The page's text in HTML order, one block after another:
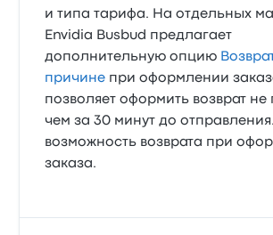
и типа тарифа. На отдельных
Envidia Busbud предлагает
дополнительную опцию
причине при оформлении
позволяет оформить возврат не
чем за 30 минут до
возможность возврата при
заказа.